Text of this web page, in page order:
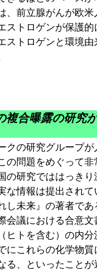
前立腺がんが欧米
ストロゲンが保護
ストロゲンと環境
複合曝露の研究
の研究グループが
の問題をめぐって
の研究でははっき
な情報は提出されて
未来』の著者であ
会議における合意
ヒトを含む）の内
にこれらの化学物
る、といったこと